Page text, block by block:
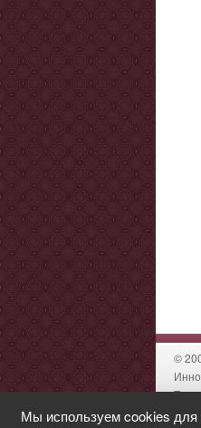
©
Тел:
Мы используем cookies для